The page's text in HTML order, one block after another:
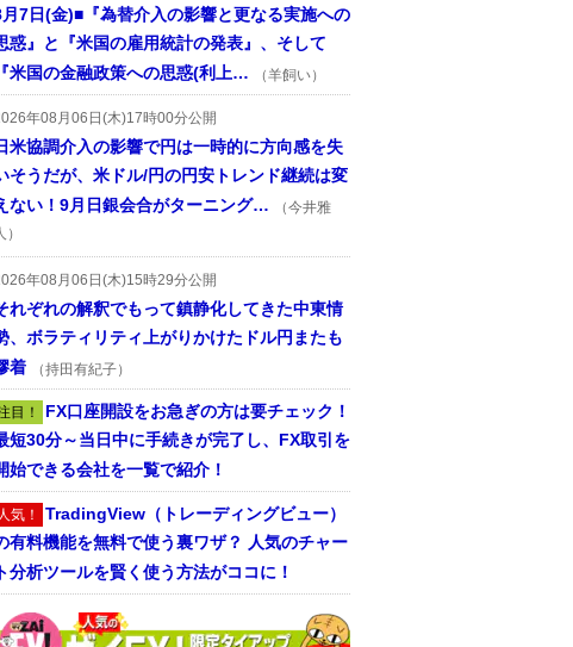
7日(金)■『為替介入の影響と更なる実施への
惑』と『米国の雇用統計の発表』、そして
『米国の金融政策への思惑(利上…
（羊飼い）
年08月06日(木)17時00分公開
米協調介入の影響で円は一時的に方向感を失
そうだが、米ドル/円の円安トレンド継続は変
ない！9月日銀会合がターニング…
（今井雅
年08月06日(木)15時29分公開
れぞれの解釈でもって鎮静化してきた中東情
、ボラティリティ上がりかけたドル円またも
着
（持田有紀子）
目！ FX口座開設をお急ぎの方は要チェック！
短30分～当日中に手続きが完了し、FX取引を
始できる会社を一覧で紹介！
人気！ TradingView（トレーディングビュー）
有料機能を無料で使う裏ワザ？ 人気のチャー
ト分析ツールを賢く使う方法がココに！